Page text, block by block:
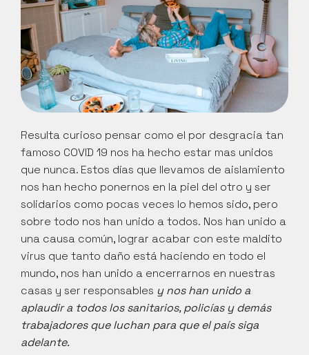
Resulta curioso pensar como el por desgracia tan
famoso COVID 19 nos ha hecho estar mas unidos
que nunca. Estos días que llevamos de aislamiento
nos han hecho ponernos en la piel del otro y ser
solidarios como pocas veces lo hemos sido, pero
sobre todo nos han unido a todos. Nos han unido a
una causa común, lograr acabar con este maldito
virus que tanto daño está haciendo en todo el
mundo, nos han unido a encerrarnos en nuestras
casas y ser responsables y nos han unido a
aplaudir a todos los sanitarios, policías y demás
trabajadores que luchan para que el país siga
adelante.